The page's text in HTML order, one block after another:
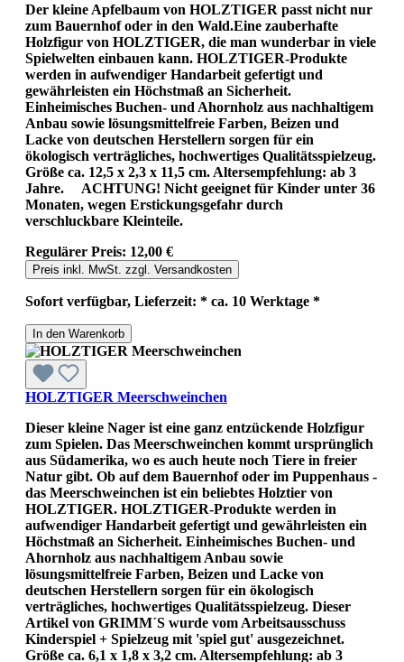
Der kleine Apfelbaum von HOLZTIGER passt nicht nur
zum Bauernhof oder in den Wald.Eine zauberhafte
Holzfigur von HOLZTIGER, die man wunderbar in viele
Spielwelten einbauen kann. HOLZTIGER-Produkte
werden in aufwendiger Handarbeit gefertigt und
gewährleisten ein Höchstmaß an Sicherheit.
Einheimisches Buchen- und Ahornholz aus nachhaltigem
Anbau sowie lösungsmittelfreie Farben, Beizen und
Lacke von deutschen Herstellern sorgen für ein
ökologisch verträgliches, hochwertiges Qualitätsspielzeug.
Größe ca. 12,5 x 2,3 x 11,5 cm. Altersempfehlung: ab 3
Jahre. ACHTUNG! Nicht geeignet für Kinder unter 36
Monaten, wegen Erstickungsgefahr durch
verschluckbare Kleinteile.
Regulärer Preis: 12,00 €
Preis inkl. MwSt. zzgl. Versandkosten
Sofort verfügbar, Lieferzeit: * ca. 10 Werktage *
In den Warenkorb
HOLZTIGER Meerschweinchen
Dieser kleine Nager ist eine ganz entzückende Holzfigur
zum Spielen. Das Meerschweinchen kommt ursprünglich
aus Südamerika, wo es auch heute noch Tiere in freier
Natur gibt. Ob auf dem Bauernhof oder im Puppenhaus -
das Meerschweinchen ist ein beliebtes Holztier von
HOLZTIGER. HOLZTIGER-Produkte werden in
aufwendiger Handarbeit gefertigt und gewährleisten ein
Höchstmaß an Sicherheit. Einheimisches Buchen- und
Ahornholz aus nachhaltigem Anbau sowie
lösungsmittelfreie Farben, Beizen und Lacke von
deutschen Herstellern sorgen für ein ökologisch
verträgliches, hochwertiges Qualitätsspielzeug. Dieser
Artikel von GRIMM´S wurde vom Arbeitsausschuss
Kinderspiel + Spielzeug mit 'spiel gut' ausgezeichnet.
Größe ca. 6,1 x 1,8 x 3,2 cm. Altersempfehlung: ab 3